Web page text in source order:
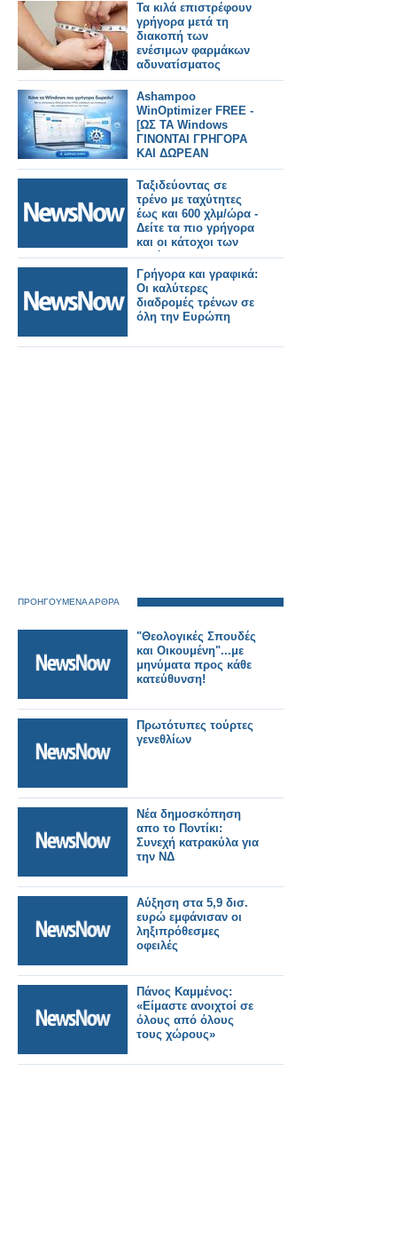
Τα κιλά επιστρέφουν
γρήγορα μετά τη
διακοπή των
ενέσιμων φαρμάκων
αδυνατίσματος
Ashampoo
WinOptimizer FREE -
[ΩΣ ΤΑ Windows
ΓΙΝΟΝΤΑΙ ΓΡΗΓΟΡΑ
ΚΑΙ ΔΩΡΕΑΝ
Ταξιδεύοντας σε
τρένο με ταχύτητες
έως και 600 χλμ/ώρα -
Δείτε τα πιο γρήγορα
και οι κάτοχοι των
ρεκόρ.
Γρήγορα και γραφικά:
Οι καλύτερες
διαδρομές τρένων σε
όλη την Ευρώπη
ΠΡΟΗΓΟΥΜΕΝΑ ΑΡΘΡΑ
"Θεολογικές Σπουδές
και Οικουμένη"...με
μηνύματα προς κάθε
κατεύθυνση!
Πρωτότυπες τούρτες
γενεθλίων
Νέα δημοσκόπηση
απο το Ποντίκι:
Συνεχή κατρακύλα για
την ΝΔ
Αύξηση στα 5,9 δισ.
ευρώ εμφάνισαν οι
ληξιπρόθεσμες
οφειλές
Πάνος Καμμένος:
«Είμαστε ανοιχτοί σε
όλους από όλους
τους χώρους»